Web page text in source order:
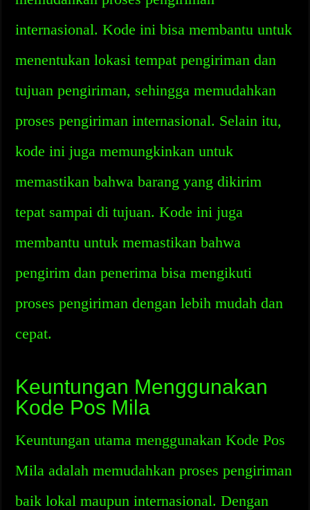
internasional. Kode ini bisa membantu untuk
menentukan lokasi tempat pengiriman dan
tujuan pengiriman, sehingga memudahkan
proses pengiriman internasional. Selain itu,
kode ini juga memungkinkan untuk
memastikan bahwa barang yang dikirim
tepat sampai di tujuan. Kode ini juga
membantu untuk memastikan bahwa
pengirim dan penerima bisa mengikuti
proses pengiriman dengan lebih mudah dan
cepat.
Keuntungan Menggunakan
Kode Pos Mila
Keuntungan utama menggunakan Kode Pos
Mila adalah memudahkan proses pengiriman
baik lokal maupun internasional. Dengan